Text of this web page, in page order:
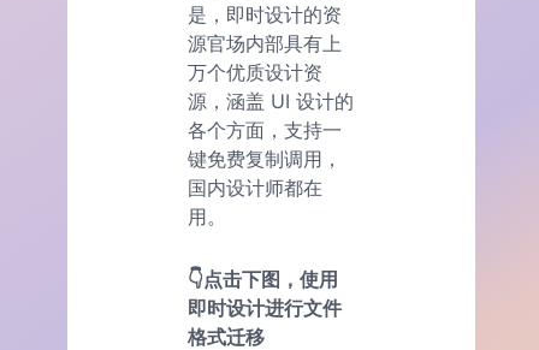
是，即时设计的资
源官场内部具有上
万个优质设计资
源，涵盖 UI 设计的
各个方面，支持一
键免费复制调用，
国内设计师都在
用。
👇点击下图，使用
即时设计进行文件
格式迁移